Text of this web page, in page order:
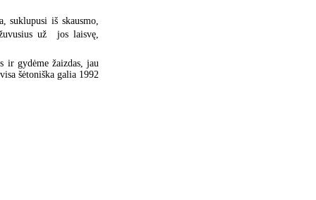
iš skausmo,
už jos laisvę,
ir gydėme žaizdas, jau
šėtoniška galia 1992